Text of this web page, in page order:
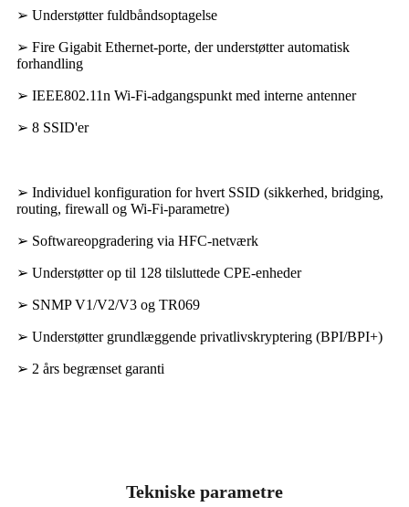
➢ Understøtter fuldbåndsoptagelse
➢ Fire Gigabit Ethernet-porte, der understøtter automatisk
forhandling
➢ IEEE802.11n Wi-Fi-adgangspunkt med interne antenner
➢ 8 SSID'er
➢ Individuel konfiguration for hvert SSID (sikkerhed, bridging,
routing, firewall og Wi-Fi-parametre)
➢ Softwareopgradering via HFC-netværk
➢ Understøtter op til 128 tilsluttede CPE-enheder
➢ SNMP V1/V2/V3 og TR069
➢ Understøtter grundlæggende privatlivskryptering (BPI/BPI+)
➢ 2 års begrænset garanti
Tekniske parametre